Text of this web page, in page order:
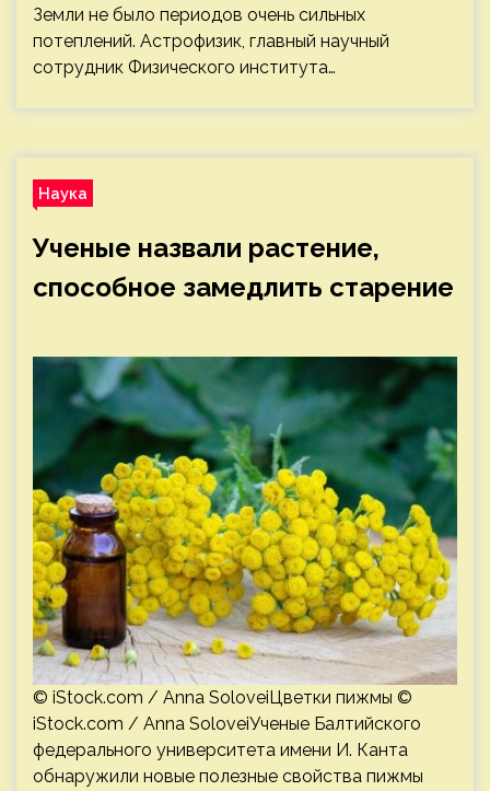
Земли не было периодов очень сильных
потеплений. Астрофизик, главный научный
сотрудник Физического института…
Наука
Ученые назвали растение,
способное замедлить старение
© iStock.com / Anna SoloveiЦветки пижмы ©
iStock.com / Anna SoloveiУченые Балтийского
федерального университета имени И. Канта
обнаружили новые полезные свойства пижмы